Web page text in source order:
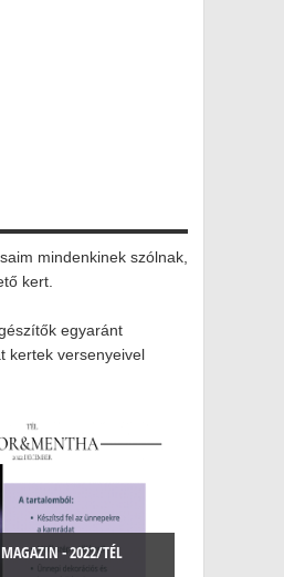
mindenkinek szólnak,
kert.
egyaránt
kertek versenyeivel
- 2022/TÉL